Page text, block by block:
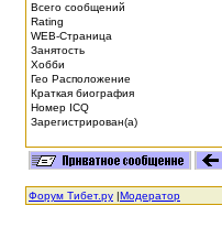
Всего сообщений
Rating
WEB-Страница
Занятость
Хобби
Гео Расположение
Краткая биография
Номер ICQ
Зарегистрирован(а)
Форум Тибет.ру |Модератор